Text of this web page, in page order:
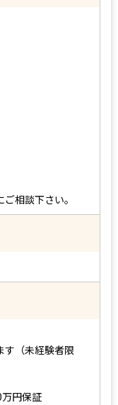
相談下さい。
す（未経験者限
円保証